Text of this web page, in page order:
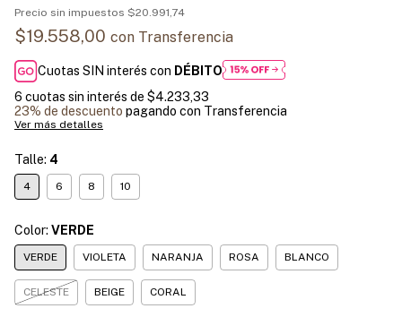
Precio sin impuestos $20.991,74
$19.558,00 con Transferencia
Cuotas SIN interés con DÉBITO
6 cuotas sin interés de $4.233,33
23% de descuento pagando con Transferencia
Ver más detalles
Talle: 4
4 6 8 10
Color: VERDE
VERDE VIOLETA NARANJA ROSA BLANCO
CELESTE BEIGE CORAL